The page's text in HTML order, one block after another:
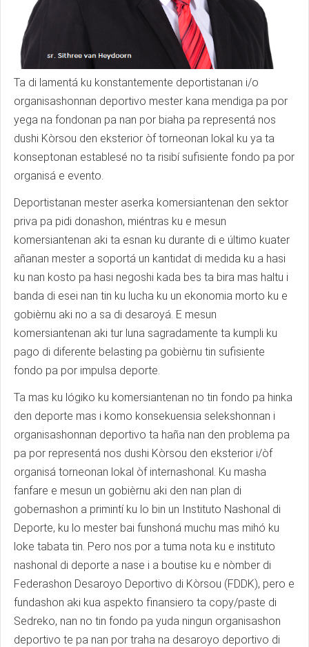
Ta di lamentá ku konstantemente deportistanan i/o
organisashonnan deportivo mester kana mendiga pa por
yega na fondonan pa nan por biaha pa representá nos
dushi Kòrsou den eksterior òf torneonan lokal ku ya ta
konseptonan establesé no ta risibí sufisiente fondo pa por
organisá e evento.
Deportistanan mester aserka komersiantenan den sektor
priva pa pidi donashon, miéntras ku e mesun
komersiantenan aki ta esnan ku durante di e último kuater
añanan mester a soportá un kantidat di medida ku a hasi
ku nan kosto pa hasi negoshi kada bes ta bira mas haltu i
banda di esei nan tin ku lucha ku un ekonomia morto ku e
gobièrnu aki no a sa di desaroyá. E mesun
komersiantenan aki tur luna sagradamente ta kumpli ku
pago di diferente belasting pa gobièrnu tin sufisiente
fondo pa por impulsa deporte.
Ta mas ku lógiko ku komersiantenan no tin fondo pa hinka
den deporte mas i komo konsekuensia selekshonnan i
organisashonnan deportivo ta haña nan den problema pa
pa por representá nos dushi Kòrsou den eksterior i/òf
organisá torneonan lokal òf internashonal. Ku masha
fanfare e mesun un gobièrnu aki den nan plan di
gobernashon a primintí ku lo bin un Instituto Nashonal di
Deporte, ku lo mester bai funshoná muchu mas mihó ku
loke tabata tin. Pero nos por a tuma nota ku e instituto
nashonal di deporte a nase i a boutise ku e nòmber di
Federashon Desaroyo Deportivo di Kòrsou (FDDK), pero e
fundashon aki kua aspekto finansiero ta copy/paste di
Sedreko, nan no tin fondo pa yuda ningun organisashon
deportivo te pa nan por traha na desaroyo deportivo di